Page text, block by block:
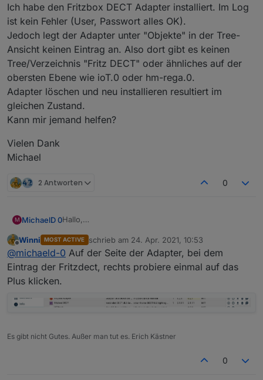
Ich habe den Fritzbox DECT Adapter installiert. Im Log
ist kein Fehler (User, Passwort alles OK).
Jedoch legt der Adapter unter "Objekte" in der Tree-
Ansicht keinen Eintrag an. Also dort gibt es keinen
Tree/Verzeichnis "Fritz DECT" oder ähnliches auf der
obersten Ebene wie ioT.0 oder hm-rega.0.
Adapter löschen und neu installieren resultiert im
gleichen Zustand.
Kann mir jemand helfen?
Vielen Dank
Michael
2 Antworten 0
M MichaelD 0Hallo,
die Frage nicht wirklich schlau.
Ich habe den Fritzbox DECT Adapter installiert. Im
Log ist kein Fehler (User, Passwort alles OK).
Jedoch legt der Adapter unter "Objekte" in der
keinen Tree/Verzeichnis "Fritz DECT" oder
ähnliches auf der obersten Ebene wie ioT.0 oder
gleichen Zustand.
Vielen Dank
Michael
Offline
Winni MOST ACTIVE schrieb am 24. Apr. 2021, 10:53
zuletzt editiert von
@michaeld-0 Auf der Seite der Adapter, bei dem
Eintrag der Fritzdect, rechts probiere einmal auf das
Plus klicken.
Es gibt nicht Gutes. Außer man tut es. Erich Kästner
0